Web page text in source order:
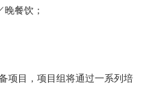
餐饮；
项目，项目组将通过一系列培